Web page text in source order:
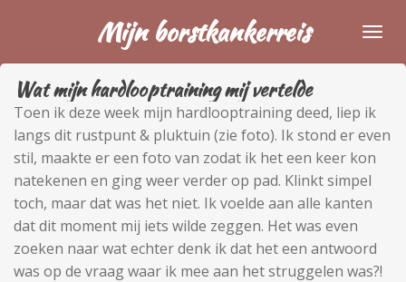
naar
de
hoofdinhoud
Mijn borstkankerreis
Wat mijn hardlooptraining mij vertelde
Toen ik deze week mijn hardlooptraining deed, liep ik
langs dit rustpunt & pluktuin (zie foto). Ik stond er even
stil, maakte er een foto van zodat ik het een keer kon
natekenen en ging weer verder op pad. Klinkt simpel
toch, maar dat was het niet. Ik voelde aan alle kanten
dat dit moment mij iets wilde zeggen. Het was even
zoeken naar wat echter denk ik dat het een antwoord
was op de vraag waar ik mee aan het struggelen was?!